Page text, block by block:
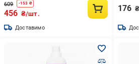
609 -153 ₴
456 ₴/шт.
Доставимо
176